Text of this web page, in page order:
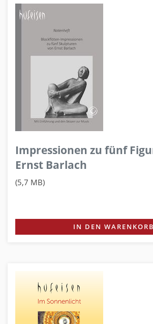
Impressionen zu fünf
Ernst Barlach
(5,7 MB)
IN DEN WARENKORB